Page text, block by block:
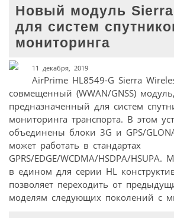
Новый модуль
для систем
мониторинга
11 декабря, 2019
AirPrime HL8549-G Sierra
совмещенный (WWAN/GNSS) модуль,
предназначенный для систем
мониторинга транспорта. В этом
объединены блоки 3G и GPS/
может работать в стандартах
GPRS/EDGE/WCDMA/HSDPA/
в едином для серии HL
позволяет переходить от
моделям следующих поколений с